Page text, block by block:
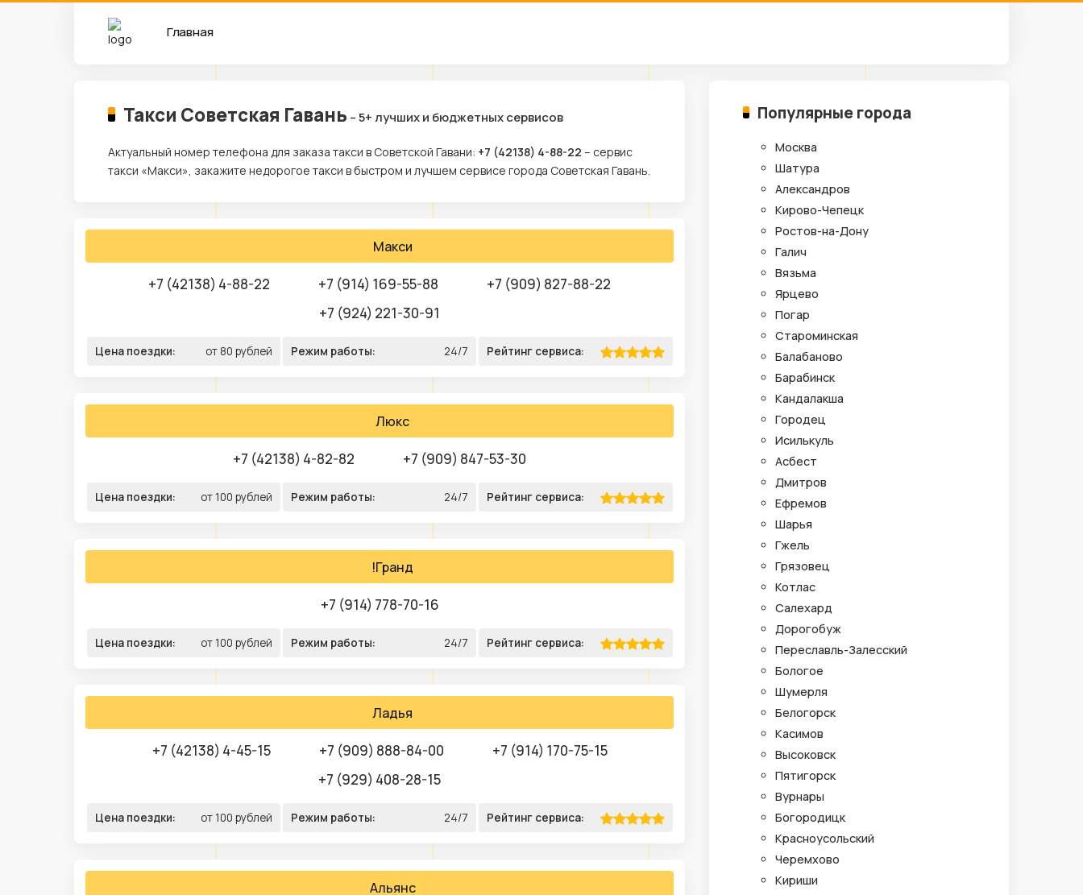
Главная
Такси Советская Гавань – 5+ лучших и бюджетных сервисов
Актуальный номер телефона для заказа такси в Советской Гавани: +7 (42138) 4-88-22 – сервис
такси «Макси», закажите недорогое такси в быстром и лучшем сервисе города Советская Гавань.
Макси
+7 (42138) 4-88-22 +7 (914) 169-55-88
+7 (909) 827-88-22
+7 (924) 221-30-91
Цена поездки: от 80 рублей Режим работы: 24/7 Рейтинг сервиса:
Люкс
+7 (42138) 4-82-82 +7 (909) 847-53-30
Цена поездки: от 100 рублей Режим работы: 24/7 Рейтинг сервиса:
!Гранд
+7 (914) 778-70-16
Цена поездки: от 100 рублей Режим работы: 24/7 Рейтинг сервиса:
Ладья
+7 (42138) 4-45-15 +7 (909) 888-84-00
+7 (914) 170-75-15
+7 (929) 408-28-15
Цена поездки: от 100 рублей Режим работы: 24/7 Рейтинг сервиса:
Альянс
Популярные города
Москва
Шатура
Александров
Кирово-Чепецк
Ростов-на-Дону
Галич
Вязьма
Ярцево
Погар
Староминская
Балабаново
Барабинск
Кандалакша
Городец
Исилькуль
Асбест
Дмитров
Ефремов
Шарья
Гжель
Грязовец
Котлас
Салехард
Дорогобуж
Переславль-Залесский
Бологое
Шумерля
Белогорск
Касимов
Высоковск
Пятигорск
Вурнары
Богородицк
Красноусольский
Черемхово
Кириши